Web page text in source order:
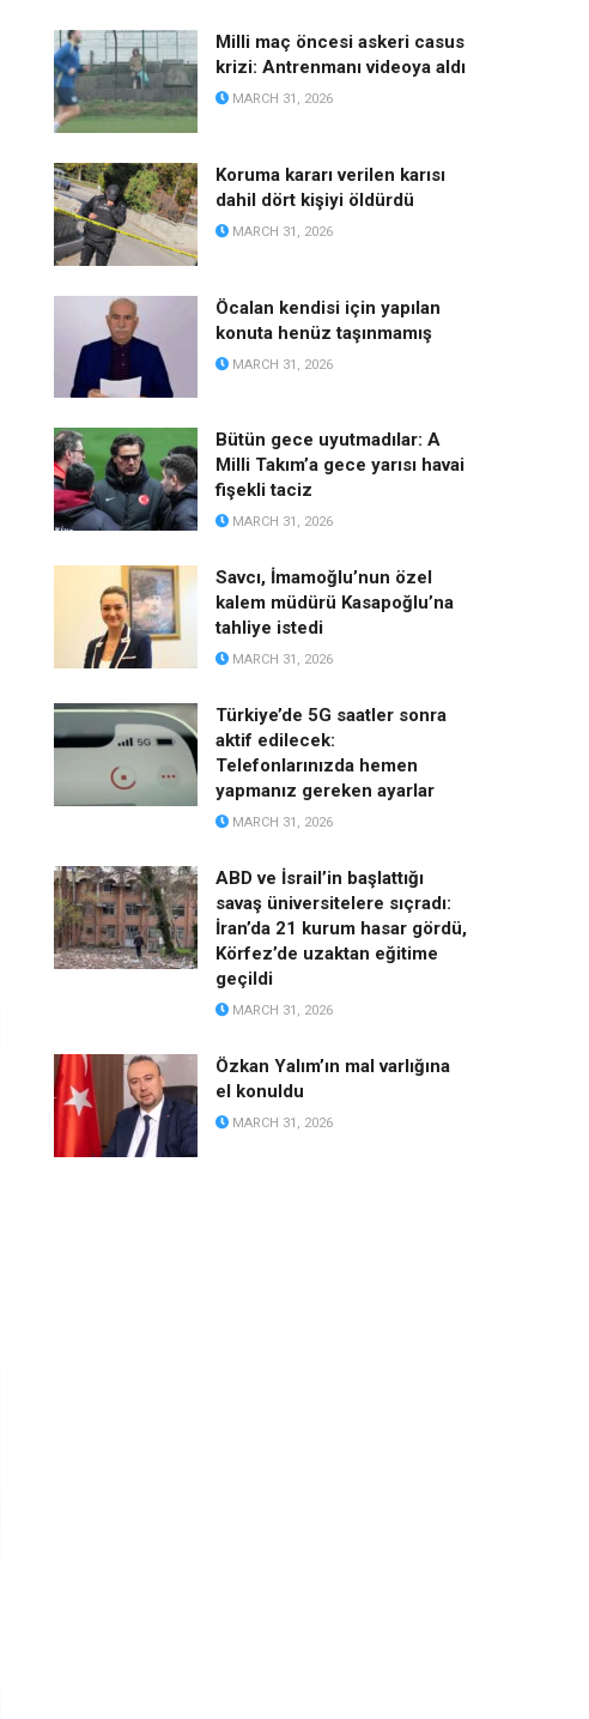
Milli maç öncesi askeri casus
krizi: Antrenmanı videoya aldı
MARCH 31, 2026
Koruma kararı verilen karısı
dahil dört kişiyi öldürdü
MARCH 31, 2026
Öcalan kendisi için yapılan
konuta henüz taşınmamış
MARCH 31, 2026
Bütün gece uyutmadılar: A
Milli Takım’a gece yarısı havai
fişekli taciz
MARCH 31, 2026
Savcı, İmamoğlu’nun özel
kalem müdürü Kasapoğlu’na
tahliye istedi
MARCH 31, 2026
Türkiye’de 5G saatler sonra
aktif edilecek:
Telefonlarınızda hemen
yapmanız gereken ayarlar
MARCH 31, 2026
ABD ve İsrail’in başlattığı
savaş üniversitelere sıçradı:
İran’da 21 kurum hasar gördü,
Körfez’de uzaktan eğitime
geçildi
MARCH 31, 2026
Özkan Yalım’ın mal varlığına
el konuldu
MARCH 31, 2026